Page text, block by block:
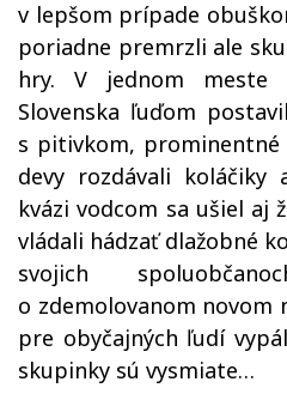
v lepšom prípade
poriadne premrzli ale
hry. V jednom meste
Slovenska ľuďom
s pitivkom, prominentné
devy rozdávali koláčiky
kvázi vodcom sa ušiel aj
vládali hádzať dlažobné
svojich
o zdemolovanom novom
pre obyčajných ľudí
skupinky sú vysmiate…